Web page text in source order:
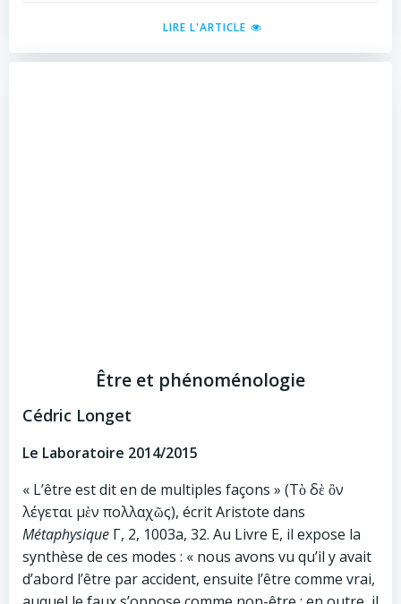
LIRE L'ARTICLE
Être et phénoménologie
Cédric Longet
Le Laboratoire 2014/2015
« L’être est dit en de multiples façons » (Τὸ δὲ ὂν
λέγεται μὲν πολλαχῶς), écrit Aristote dans
Métaphysique Γ, 2, 1003a, 32. Au Livre Ε, il expose la
synthèse de ces modes : « nous avons vu qu’il y avait
d’abord l’être par accident, ensuite l’être comme vrai,